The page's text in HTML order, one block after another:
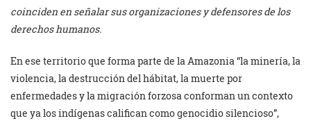
coinciden en señalar sus organizaciones y defensores de los
derechos humanos.
En ese territorio que forma parte de la Amazonia “la minería, la
violencia, la destrucción del hábitat, la muerte por
enfermedades y la migración forzosa conforman un contexto
que ya los indígenas califican como genocidio silencioso”,